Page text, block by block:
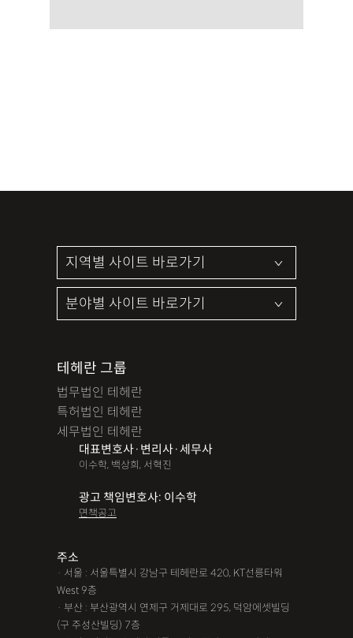
테헤란 그룹
법무법인 테헤란
특허법인 테헤란
세무법인 테헤란
대표변호사·변리사·세무사
이수학, 백상희, 서혁진
광고 책임변호사: 이수학
면책공고
주소
· 서울 : 서울특별시 강남구 테헤란로 420, KT선릉타워
West 9층
· 부산 : 부산광역시 연제구 거제대로 295, 덕암에셋빌딩
(구 주성산빌딩) 7층